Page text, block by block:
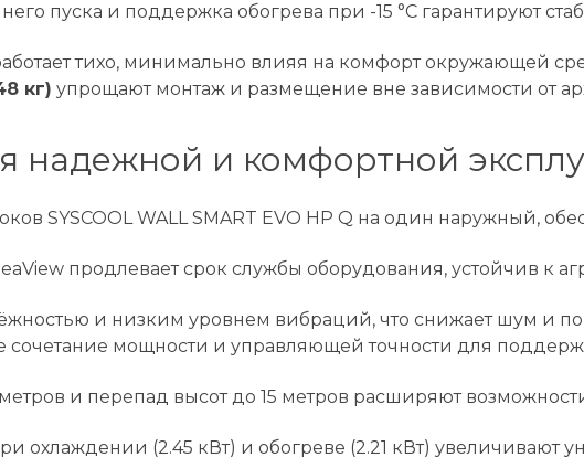
пуска и поддержка обогрева при -15 °C гарантируют
тихо, минимально влияя на комфорт окружающей
кг) упрощают монтаж и размещение вне зависимости от
надежной и комфортной
SYSCOOL WALL SMART EVO HP Q на один наружный,
продлевает срок службы оборудования, устойчив к
и низким уровнем вибраций, что снижает шум и
сочетание мощности и управляющей точности для
и перепад высот до 15 метров расширяют
охлаждении (2.45 кВт) и обогреве (2.21 кВт) увеличивают